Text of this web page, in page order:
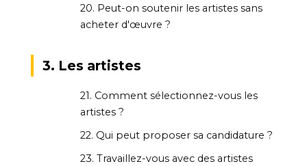
20. Peut-on soutenir les artistes sans
acheter d'œuvre ?
3. Les artistes
21. Comment sélectionnez-vous les
artistes ?
22. Qui peut proposer sa candidature ?
23. Travaillez-vous avec des artistes